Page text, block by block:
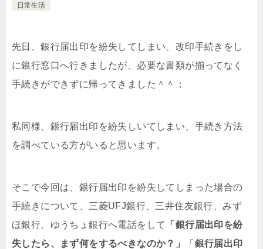
日常生活
先日、銀行届出印を紛失してしまい、改印手続きをし
に銀行窓口へ行きましたが、必要な書類が揃ってなく
手続きができずに帰ってきました＾＾；
私同様、銀行届出印を紛失しいてしまい、手続き方法
を調べている方がいると思います。
そこで今回は、銀行届出印を紛失してしまった場合の
手続きについて、三菱UFJ銀行、三井住友銀行、みず
ほ銀行、ゆうちょ銀行へ電話をして
「銀行届出印を紛
失したら、まず何をするべきなのか？」
「 銀行届出印